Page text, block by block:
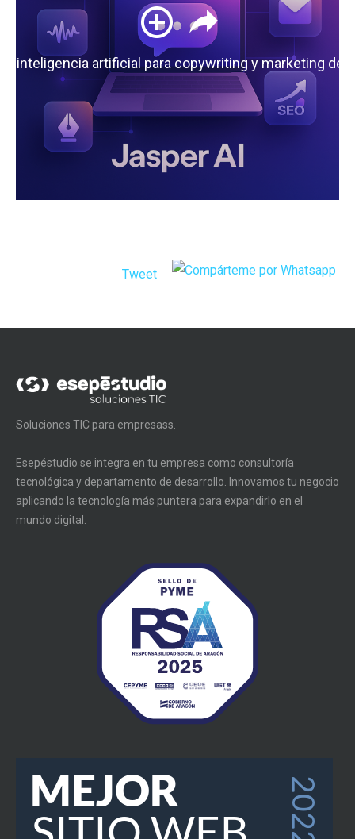
la inteligencia artificial para copywriting y marketing de
Tweet
Soluciones TIC para empresass.
Esepéstudio se integra en tu empresa como consultoría
tecnológica y departamento de desarrollo. Innovamos tu negocio
aplicando la tecnología más puntera para expandirlo en el
mundo digital.